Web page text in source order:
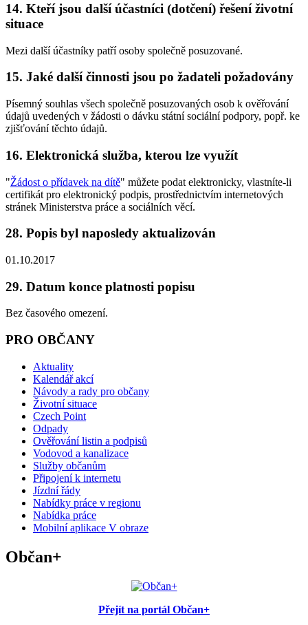
14. Kteří jsou další účastníci (dotčení) řešení životní
situace
Mezi další účastníky patří osoby společně posuzované.
15. Jaké další činnosti jsou po žadateli požadovány
Písemný souhlas všech společně posuzovaných osob k ověřování
údajů uvedených v žádosti o dávku státní sociální podpory, popř. ke
zjišťování těchto údajů.
16. Elektronická služba, kterou lze využít
"Žádost o přídavek na dítě" můžete podat elektronicky, vlastníte-li
certifikát pro elektronický podpis, prostřednictvím internetových
stránek Ministerstva práce a sociálních věcí.
28. Popis byl naposledy aktualizován
01.10.2017
29. Datum konce platnosti popisu
Bez časového omezení.
PRO OBČANY
Aktuality
Kalendář akcí
Návody a rady pro občany
Životní situace
Czech Point
Odpady
Ověřování listin a podpisů
Vodovod a kanalizace
Služby občanům
Připojení k internetu
Jízdní řády
Nabídky práce v regionu
Nabídka práce
Mobilní aplikace V obraze
Občan+
Přejít na portál Občan+